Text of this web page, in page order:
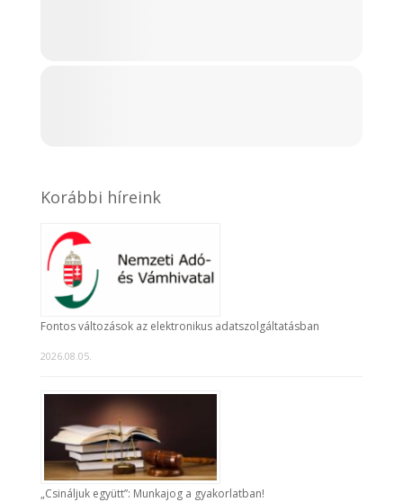
Korábbi híreink
Fontos változások az elektronikus adatszolgáltatásban
2026.08.05.
„Csináljuk együtt”: Munkajog a gyakorlatban!